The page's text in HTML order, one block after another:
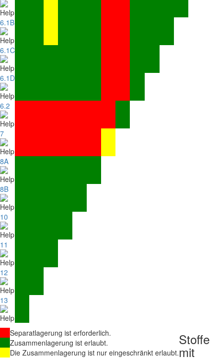
6.1B
6.1C
6.1D
6.2
7
8A
8B
10
11
12
13
Separatlagerung ist erforderlich.
Zusammenlagerung ist erlaubt.
Die Zusammenlagerung ist nur eingeschränkt erlaubt.
Stoffe
mit